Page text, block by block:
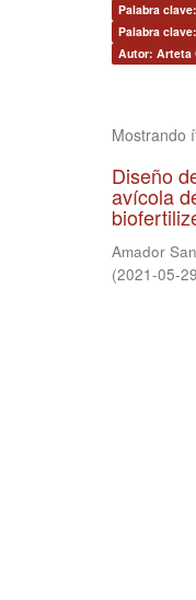
Palabra
Palabra
Autor: Arteta
Mostrando
Diseño
avícola
Amador
(2021-05-29